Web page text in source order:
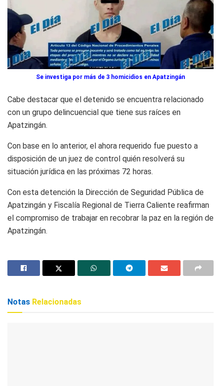
Se investiga por más de 3 homicidios en Apatzingán
Cabe destacar que el detenido se encuentra relacionado
con un grupo delincuencial que tiene sus raíces en
Apatzingán.
Con base en lo anterior, el ahora requerido fue puesto a
disposición de un juez de control quién resolverá su
situación jurídica en las próximas 72 horas.
Con esta detención la Dirección de Seguridad Pública de
Apatzingán y Fiscalía Regional de Tierra Caliente reafirman
el compromiso de trabajar en recobrar la paz en la región de
Apatzingán.
Notas Relacionadas